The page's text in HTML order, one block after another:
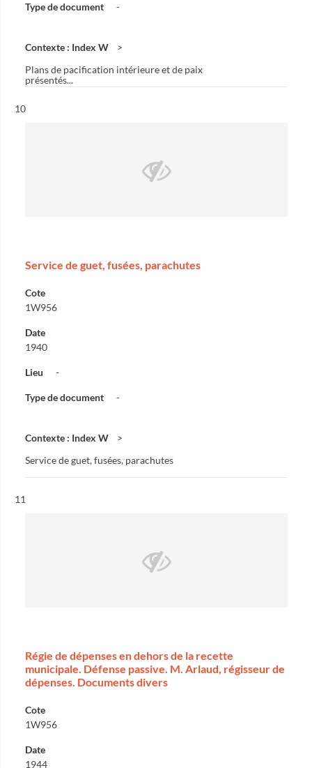
Type de document -
Contexte : Index W
Plans de pacification intérieure et de paix
présentés...
Résultat n°
10
Service de guet, fusées, parachutes
Cote
1W956
Date
1940
Lieu -
Type de document -
Contexte : Index W
Service de guet, fusées, parachutes
Résultat n°
11
Régie de dépenses en dehors de la recette
municipale. Défense passive. M. Arlaud, régisseur de
dépenses. Documents divers
Cote
1W956
Date
1944